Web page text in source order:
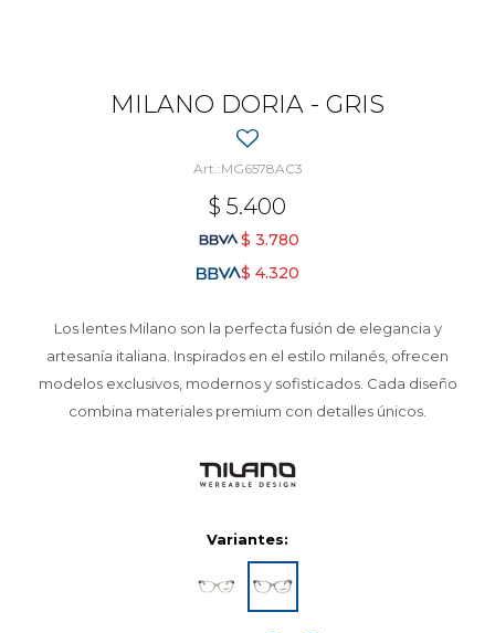
MILANO DORIA - GRIS
MG6578AC3
$ 5.400
$ 3.780
$ 4.320
Los lentes Milano son la perfecta fusión de elegancia y
artesanía italiana. Inspirados en el estilo milanés, ofrecen
modelos exclusivos, modernos y sofisticados. Cada diseño
combina materiales premium con detalles únicos.
Variantes: